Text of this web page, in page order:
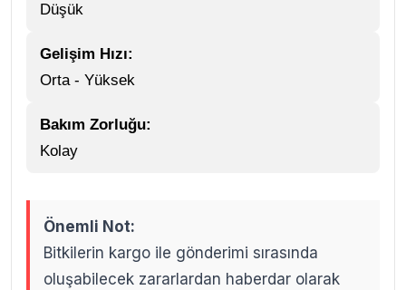
Düşük
Gelişim Hızı:
Orta - Yüksek
Bakım Zorluğu:
Kolay
Önemli Not:
Bitkilerin kargo ile gönderimi sırasında
oluşabilecek zararlardan haberdar olarak